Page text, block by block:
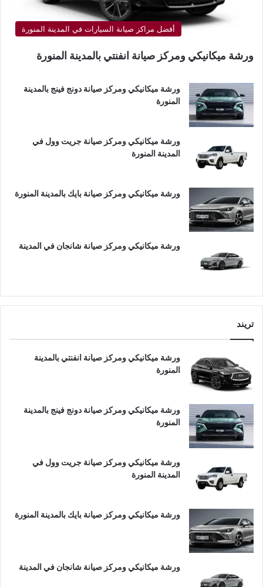
أفضل مراكز صيانة السيارات في المدينة المنورة
ورشة ميكانيكي ومركز صيانة انفنتي بالمدينة المنورة
ورشة ميكانيكي ومركز صيانة دونج فينج بالمدينة
المنورة
ورشة ميكانيكي ومركز صيانة جريت وول في
المدينة المنورة
ورشة ميكانيكي ومركز صيانة بايك بالمدينة المنورة
ورشة ميكانيكي ومركز صيانة شانجان في المدينة
تريند
ورشة ميكانيكي ومركز صيانة انفنتي بالمدينة
المنورة
ورشة ميكانيكي ومركز صيانة دونج فينج بالمدينة
المنورة
ورشة ميكانيكي ومركز صيانة جريت وول في
المدينة المنورة
ورشة ميكانيكي ومركز صيانة بايك بالمدينة المنورة
ورشة ميكانيكي ومركز صيانة شانجان في المدينة